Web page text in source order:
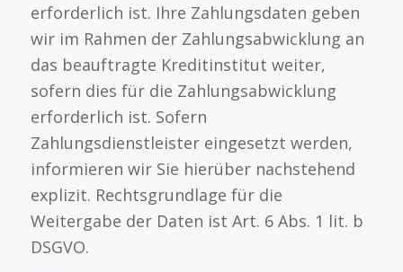
erforderlich ist. Ihre Zahlungsdaten geben
wir im Rahmen der Zahlungsabwicklung an
das beauftragte Kreditinstitut weiter,
sofern dies für die Zahlungsabwicklung
erforderlich ist. Sofern
Zahlungsdienstleister eingesetzt werden,
informieren wir Sie hierüber nachstehend
explizit. Rechtsgrundlage für die
Weitergabe der Daten ist Art. 6 Abs. 1 lit. b
DSGVO.